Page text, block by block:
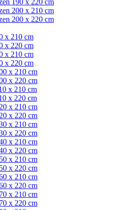
200 x 210 cm
200 x 220 cm
x 210 cm
x 220 cm
x 210 cm
x 220 cm
x 210 cm
x 220 cm
x 210 cm
x 220 cm
x 210 cm
x 220 cm
x 210 cm
x 220 cm
x 210 cm
x 220 cm
x 210 cm
x 220 cm
x 210 cm
x 220 cm
x 210 cm
x 220 cm